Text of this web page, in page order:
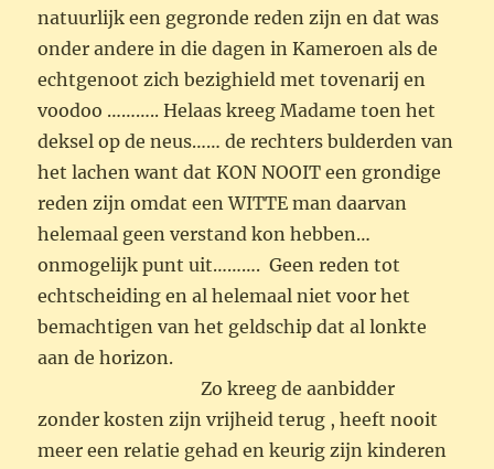
natuurlijk een gegronde reden zijn en dat was
onder andere in die dagen in Kameroen als de
echtgenoot zich bezighield met tovenarij en
voodoo ……….. Helaas kreeg Madame toen het
deksel op de neus…… de rechters bulderden van
het lachen want dat KON NOOIT een grondige
reden zijn omdat een WITTE man daarvan
helemaal geen verstand kon hebben…
onmogelijk punt uit………. Geen reden tot
echtscheiding en al helemaal niet voor het
bemachtigen van het geldschip dat al lonkte
aan de horizon.
Zo kreeg de aanbidder
zonder kosten zijn vrijheid terug , heeft nooit
meer een relatie gehad en keurig zijn kinderen